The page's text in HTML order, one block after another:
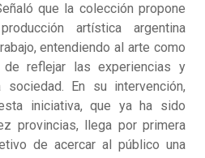
que la colección propone
artística argentina
entendiendo al arte como
de reflejar las experiencias y
En su intervención,
iniciativa, que ya ha sido
provincias, llega por primera
de acercar al público una